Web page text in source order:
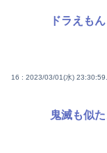
ドラえも
16 : 2023/03/01(水)
鬼滅も似